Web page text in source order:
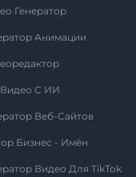
Генератор
Анимации
Видео С ИИ
Веб-Сайтов
Бизнес - Имён
Видео Для TikTok